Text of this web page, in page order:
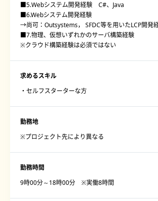
■5.Webシステム開発経験 C#、Java
■6.Webシステム開発経験
→尚可：Outsystems， SFDC等を用いたLCP開発
■7.物理、仮想いずれかのサーバ構築経験
※クラウド構築経験は必須ではない
求めるスキル
・セルフスターターな方
勤務地
※プロジェクト先により異なる
勤務時間
9時00分～18時00分 ※実働8時間